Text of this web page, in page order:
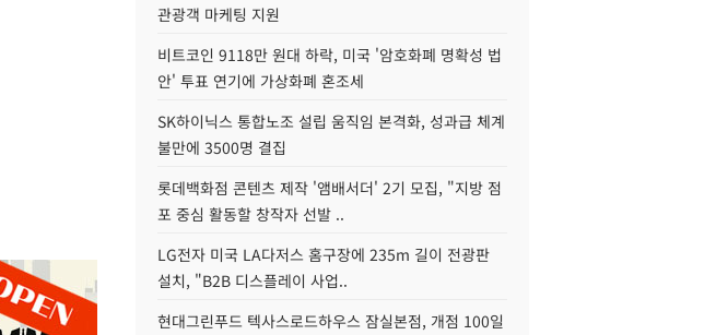
관광객 마케팅 지원
비트코인 9118만 원대 하락, 미국 '암호화폐 명확성 법
안' 투표 연기에 가상화폐 혼조세
SK하이닉스 통합노조 설립 움직임 본격화, 성과급 체계
불만에 3500명 결집
롯데백화점 콘텐츠 제작 '앰배서더' 2기 모집, "지방 점
포 중심 활동할 창작자 선발 ..
LG전자 미국 LA다저스 홈구장에 235m 길이 전광판
설치, "B2B 디스플레이 사업..
현대그린푸드 텍사스로드하우스 잠실본점, 개점 100일